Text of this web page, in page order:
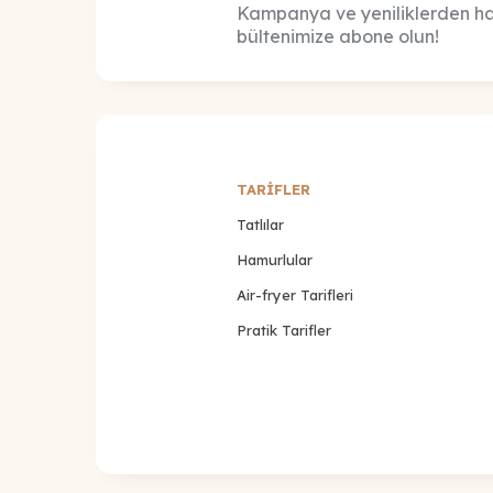
Kampanya ve yeniliklerden
bültenimize abone olun!
TARİFLER
Tatlılar
Hamurlular
Air-fryer Tarifleri
Pratik Tarifler